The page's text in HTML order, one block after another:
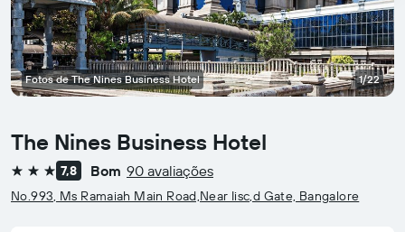
The Nines Business Hotel
3 estrelas7,8 Bom 90 avaliações
No.993, Ms Ramaiah Main Road,Near Iisc,d Gate, Bangalore
Fotos de The Nines Business Hotel 1/22